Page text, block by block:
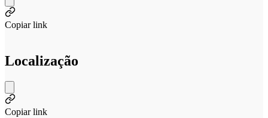
Copiar link
Localização
Copiar link